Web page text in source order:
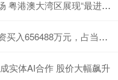
大湾区展现“最进取”应用姿态
，占当日流入资金比例为1750%
实体AI合作 股价大幅飙升